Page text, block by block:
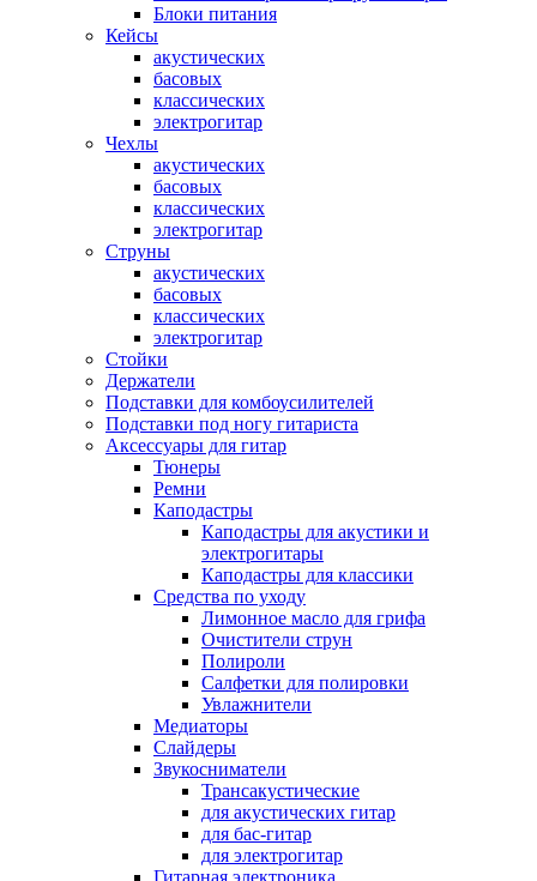
Блоки питания
Кейсы
акустических
басовых
классических
электрогитар
Чехлы
акустических
басовых
классических
электрогитар
Струны
акустических
басовых
классических
электрогитар
Стойки
Держатели
Подставки для комбоусилителей
Подставки под ногу гитариста
Аксессуары для гитар
Тюнеры
Ремни
Каподастры
Каподастры для акустики и
электрогитары
Каподастры для классики
Средства по уходу
Лимонное масло для грифа
Очистители струн
Полироли
Салфетки для полировки
Увлажнители
Медиаторы
Слайдеры
Звукосниматели
Трансакустические
для акустических гитар
для бас-гитар
для электрогитар
Гитарная электроника